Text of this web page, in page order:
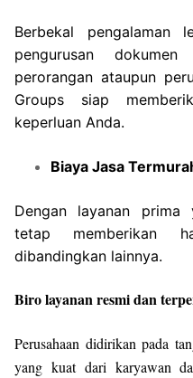
Berbekal
pengurusan
perorangan ataupun
Groups siap
keperluan Anda.
Biaya Jasa
Dengan layanan
tetap memberikan
dibandingkan lainnya.
Biro layanan resmi dan
Perusahaan didirikan pada
yang kuat dari karyawan